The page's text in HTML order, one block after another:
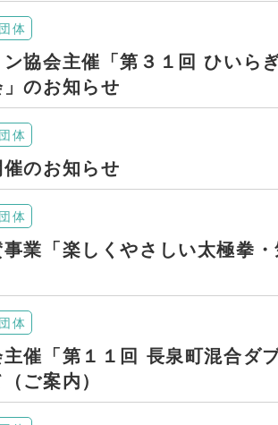
体
協会主催「第３１回 ひいら
のお知らせ
体
催のお知らせ
体
業「楽しくやさしい太極拳
体
催「第１１回 長泉町混合ダ
ご案内）